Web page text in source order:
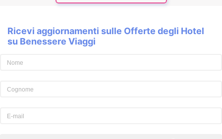
Ricevi aggiornamenti sulle Offerte degli Hotel
su Benessere Viaggi